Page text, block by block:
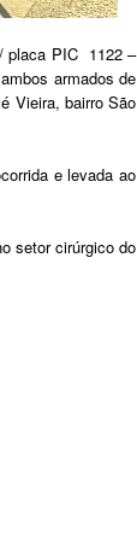
placa PIC 1122 –
armados de
Vieira, bairro São
e levada ao
setor cirúrgico do